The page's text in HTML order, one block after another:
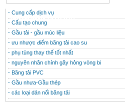
CONTACT
THÔNG TIN HỮU ÍCH
- Cung cấp dịch vụ
- Cấu tạo chung
- Gầu tải - gầu múc liệu
- ưu nhược điểm băng tải cao su
- phụ tùng thay thế tốt nhất
- nguyên nhân chính gây hỏng vòng bi
- Băng tải PVC
- Gầu nhưa-Gầu thép
- các loại dán nối băng tải